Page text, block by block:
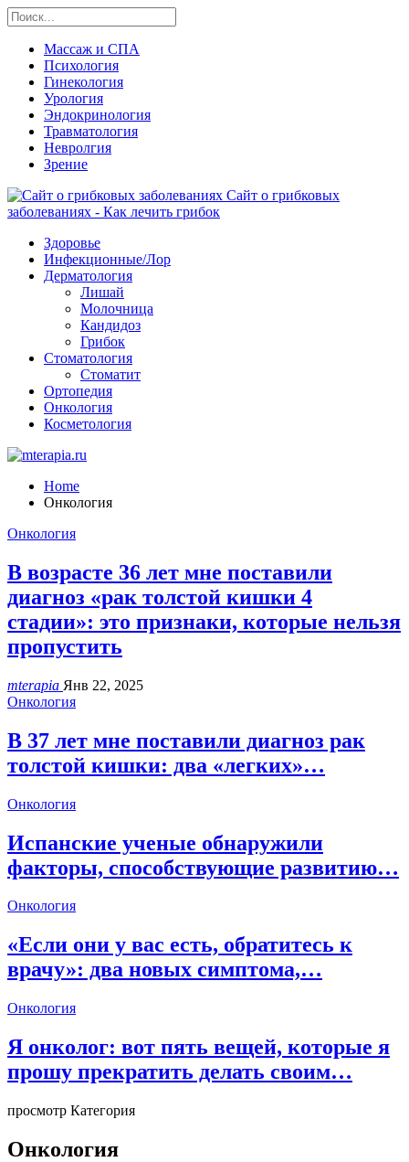
Массаж и СПА
Психология
Гинекология
Урология
Эндокринология
Травматология
Невролгия
Зрение
Сайт о грибковых
заболеваниях - Как лечить грибок
Здоровье
Инфекционные/Лор
Дерматология
Лишай
Молочница
Кандидоз
Грибок
Стоматология
Стоматит
Ортопедия
Онкология
Косметология
Home
Онкология
Онкология
В возрасте 36 лет мне поставили
диагноз «рак толстой кишки 4
стадии»: это признаки, которые нельзя
пропустить
mterapia Янв 22, 2025
Онкология
В 37 лет мне поставили диагноз рак
толстой кишки: два «легких»…
Онкология
Испанские ученые обнаружили
факторы, способствующие развитию…
Онкология
«Если они у вас есть, обратитесь к
врачу»: два новых симптома,…
Онкология
Я онколог: вот пять вещей, которые я
прошу прекратить делать своим…
просмотр Категория
Онкология